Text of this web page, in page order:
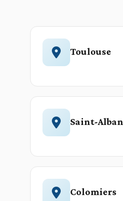
Toulouse
Saint-Alban
Colomiers